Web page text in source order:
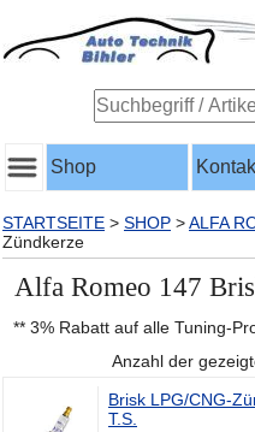
Shop
STARTSEITE > SHOP >ALFA
Zündkerze
Alfa Romeo 147
** 3% Rabatt auf alle Tuning-
Anzahl der
Brisk LPG/CNG-
T.S.